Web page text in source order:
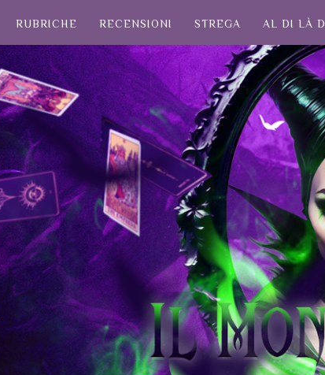
RUBRICHE RECENSIONI STREGA AL DI LÀ